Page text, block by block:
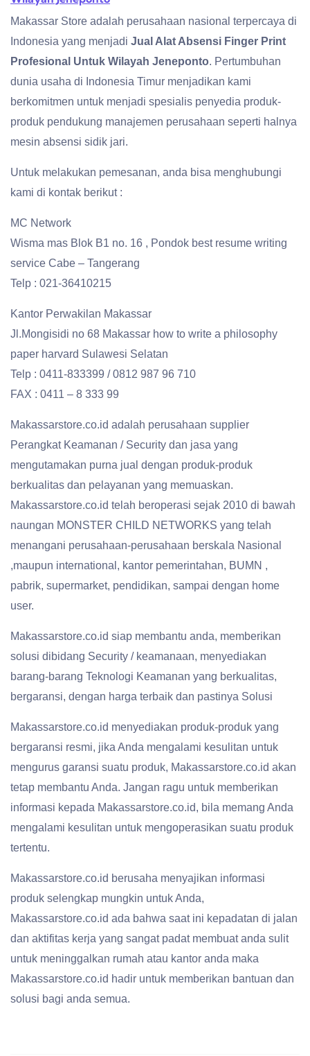
Makassar Store adalah perusahaan nasional terpercaya di
Indonesia yang menjadi Jual Alat Absensi Finger Print
Profesional Untuk Wilayah Jeneponto. Pertumbuhan
dunia usaha di Indonesia Timur menjadikan kami
berkomitmen untuk menjadi spesialis penyedia produk-
produk pendukung manajemen perusahaan seperti halnya
mesin absensi sidik jari.
Untuk melakukan pemesanan, anda bisa menghubungi
kami di kontak berikut :
MC Network
Wisma mas Blok B1 no. 16 , Pondok best resume writing
service Cabe – Tangerang
Telp : 021-36410215
Kantor Perwakilan Makassar
Jl.Mongisidi no 68 Makassar how to write a philosophy
paper harvard Sulawesi Selatan
Telp : 0411-833399 / 0812 987 96 710
FAX : 0411 – 8 333 99
Makassarstore.co.id adalah perusahaan supplier
Perangkat Keamanan / Security dan jasa yang
mengutamakan purna jual dengan produk-produk
berkualitas dan pelayanan yang memuaskan.
Makassarstore.co.id telah beroperasi sejak 2010 di bawah
naungan MONSTER CHILD NETWORKS yang telah
menangani perusahaan-perusahaan berskala Nasional
,maupun international, kantor pemerintahan, BUMN ,
pabrik, supermarket, pendidikan, sampai dengan home
user.
Makassarstore.co.id siap membantu anda, memberikan
solusi dibidang Security / keamanaan, menyediakan
barang-barang Teknologi Keamanan yang berkualitas,
bergaransi, dengan harga terbaik dan pastinya Solusi
Makassarstore.co.id menyediakan produk-produk yang
bergaransi resmi, jika Anda mengalami kesulitan untuk
mengurus garansi suatu produk, Makassarstore.co.id akan
tetap membantu Anda. Jangan ragu untuk memberikan
informasi kepada Makassarstore.co.id, bila memang Anda
mengalami kesulitan untuk mengoperasikan suatu produk
tertentu.
Makassarstore.co.id berusaha menyajikan informasi
produk selengkap mungkin untuk Anda,
Makassarstore.co.id ada bahwa saat ini kepadatan di jalan
dan aktifitas kerja yang sangat padat membuat anda sulit
untuk meninggalkan rumah atau kantor anda maka
Makassarstore.co.id hadir untuk memberikan bantuan dan
solusi bagi anda semua.